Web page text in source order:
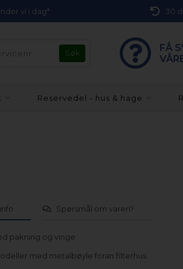
vi i dag* 30
FÅ
Reservedel - hus & hage
Spørsmål om varen?
pakning og vinge.
med metalbøyle foran filterhus.